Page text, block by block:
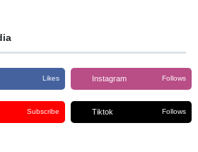
Likes Instagram Follows
Subscribe Tiktok Follows